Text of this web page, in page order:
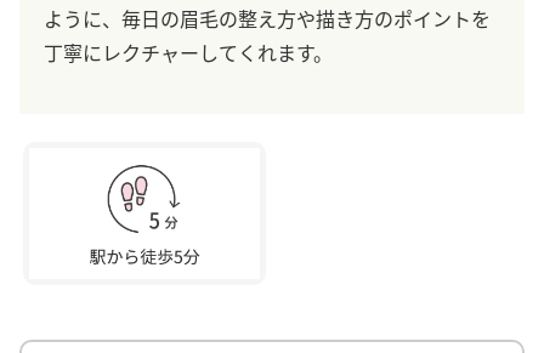
ように、毎日の眉毛の整え方や描き方のポイントを
丁寧にレクチャーしてくれます。